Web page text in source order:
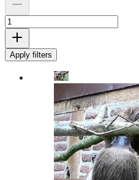
Apply filters